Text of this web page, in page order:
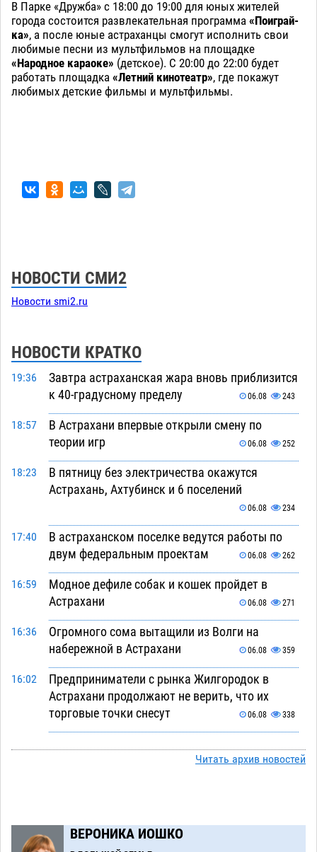
В Парке «Дружба» с 18:00 до 19:00 для юных жителей
города состоится развлекательная программа «Поиграй-
ка», а после юные астраханцы смогут исполнить свои
любимые песни из мультфильмов на площадке
«Народное караоке» (детское). С 20:00 до 22:00 будет
работать площадка «Летний кинотеатр», где покажут
любимых детские фильмы и мультфильмы.
НОВОСТИ СМИ2
Новости smi2.ru
НОВОСТИ КРАТКО
19:36
Завтра астраханская жара вновь приблизится
к 40-градусному пределу
06.08 243
18:57
В Астрахани впервые открыли смену по
теории игр
06.08 252
18:23
В пятницу без электричества окажутся
Астрахань, Ахтубинск и 6 поселений
06.08 234
17:40
В астраханском поселке ведутся работы по
двум федеральным проектам
06.08 262
16:59
Модное дефиле собак и кошек пройдет в
Астрахани
06.08 271
16:36
Огромного сома вытащили из Волги на
набережной в Астрахани
06.08 359
16:02
Предприниматели с рынка Жилгородок в
Астрахани продолжают не верить, что их
торговые точки снесут
06.08 338
на новой серебряной монете Банка России
в музее Пушкина в Москве
06.08 247
Читать архив новостей
ВЕРОНИКА ИОШКО